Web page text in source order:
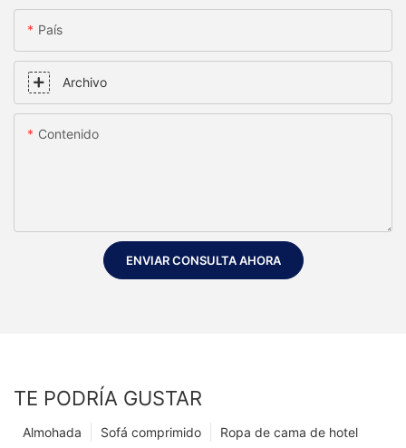
País
Archivo
Contenido
ENVIAR CONSULTA AHORA
TE PODRÍA GUSTAR
Ropa de cama de hotel
Sofá comprimido
Almohada